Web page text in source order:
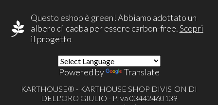
Questo eshop è green! Abbiamo adottato un
albero di caoba per essere carbon-free.Scopri
il progetto
Powered by Translate
KARTHOUSE® - KARTHOUSE SHOP DIVISION DI
DELL'ORO GIULIO - P.Iva 03442460139